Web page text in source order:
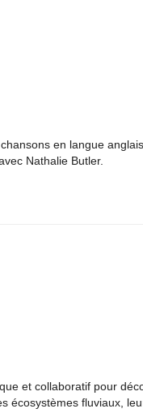
en langue
Nathalie Butler.
et collaboratif pour
écosystèmes fluviaux,